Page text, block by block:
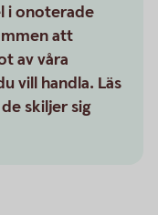
i onoterade
att
av våra
vill handla. Läs
skiljer sig